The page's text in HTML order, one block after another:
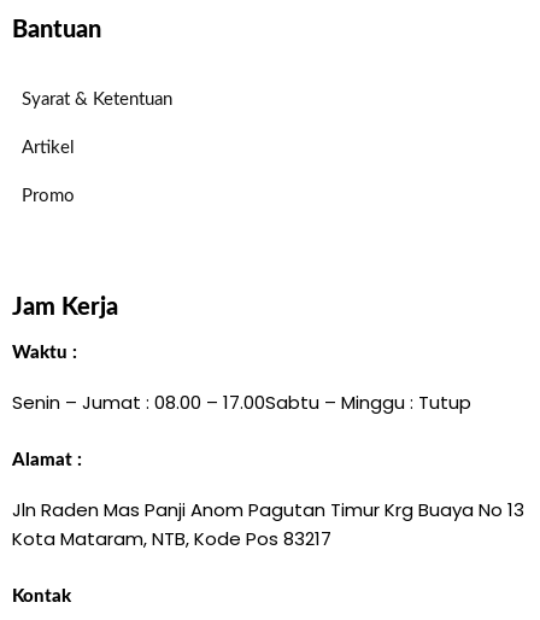
Bantuan
Syarat & Ketentuan
Artikel
Promo
Jam Kerja
Waktu :
Senin – Jumat : 08.00 – 17.00Sabtu – Minggu : Tutup
Alamat :
Jln Raden Mas Panji Anom Pagutan Timur Krg Buaya No 13
Kota Mataram, NTB, Kode Pos 83217
Kontak